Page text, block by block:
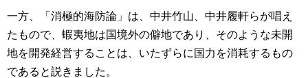
一方、「消極的海防論」は、中井竹山、中井履軒らが唱え
たもので、蝦夷地は国境外の僻地であり、そのような未開
地を開発経営することは、いたずらに国力を消耗するもの
であると説きました。